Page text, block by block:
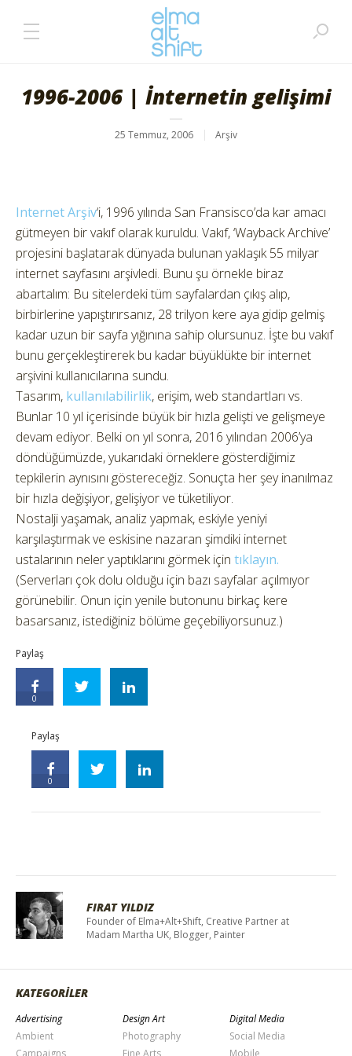
1996-2006 | İnternetin gelişimi
25 Temmuz, 2006 Arşiv
Internet Arşiv‘i, 1996 yılında San Fransisco’da kar amacı
gütmeyen bir vakıf olarak kuruldu. Vakıf, ‘Wayback Archive’
projesini başlatarak dünyada bulunan yaklaşık 55 milyar
internet sayfasını arşivledi. Bunu şu örnekle biraz
abartalım: Bu sitelerdeki tüm sayfalardan çıkış alıp,
birbirlerine yapıştırırsanız, 28 trilyon kere aya gidip gelmiş
kadar uzun bir sayfa yığınına sahip olursunuz. İşte bu vakıf
bunu gerçekleştirerek bu kadar büyüklükte bir internet
arşivini kullanıcılarına sundu.
Tasarım, kullanılabilirlik, erişim, web standartları vs.
Bunlar 10 yıl içerisinde büyük bir hızla gelişti ve gelişmeye
devam ediyor. Belki on yıl sonra, 2016 yılından 2006’ya
döndüğümüzde, yukarıdaki örneklere gösterdiğimiz
tepkilerin aynısını göstereceğiz. Sonuçta her şey inanılmaz
bir hızla değişiyor, gelişiyor ve tüketiliyor.
Nostalji yaşamak, analiz yapmak, eskiyle yeniyi
karşılaştırmak ve eskisine nazaran şimdiki internet
ustalarının neler yaptıklarını görmek için tıklayın.
(Serverları çok dolu olduğu için bazı sayfalar açılmıyor
görünebilir. Onun için yenile butonunu birkaç kere
basarsanız, istediğiniz bölüme geçebiliyorsunuz.)
Paylaş
0
Paylaş
0
FIRAT YILDIZ
Founder of Elma+Alt+Shift, Creative Partner at
Madam Martha UK, Blogger, Painter
KATEGORİLER
Advertising
Ambient
Campaigns
Design Art
Photography
Fine Arts
Digital Media
Social Media
Mobile